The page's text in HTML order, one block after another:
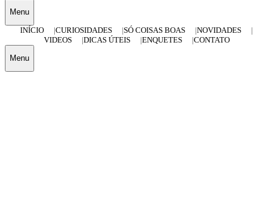
Menu
INÍCIO
CURIOSIDADES SÓ COISAS BOAS
NOVIDADES
VIDEOS
DICAS ÚTEIS ENQUETES CONTATO
Menu